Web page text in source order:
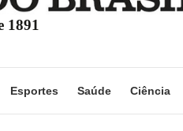
1891
Esportes Saúde Ciência